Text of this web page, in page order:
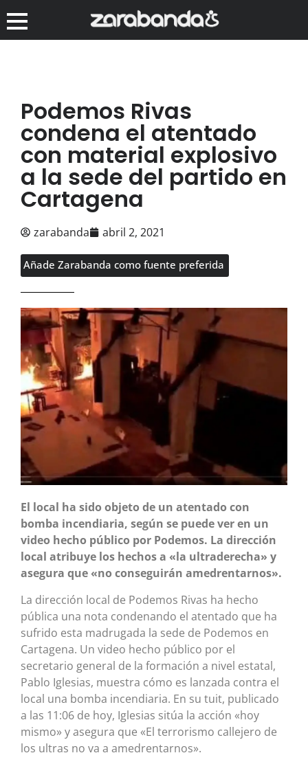
Podemos Rivas
condena el atentado
con material explosivo
a la sede del partido en
Cartagena
zarabanda abril 2, 2021
Añade Zarabanda como fuente preferida
El local ha sido objeto de un atentado con
bomba incendiaria, según se puede ver en un
video hecho público por Podemos. La dirección
local atribuye los hechos a «la ultraderecha» y
asegura que «no conseguirán amedrentarnos».
La dirección local de Podemos Rivas ha hecho
pública una nota condenando el atentado que ha
sufrido esta madrugada la sede de Podemos en
Cartagena. Un video hecho público por el
secretario general de la formación a nivel estatal,
Pablo Iglesias, muestra cómo es lanzada contra el
local una bomba incendiaria. En su tuit, publicado
a las 11:06 de hoy, Iglesias sitúa la acción «hoy
mismo» y asegura que «El terrorismo callejero de
los ultras no va a amedrentarnos».